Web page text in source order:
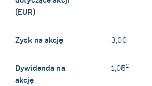
(EUR)
Zysk na akcję 3,00
Dywidenda na
akcję
1,052